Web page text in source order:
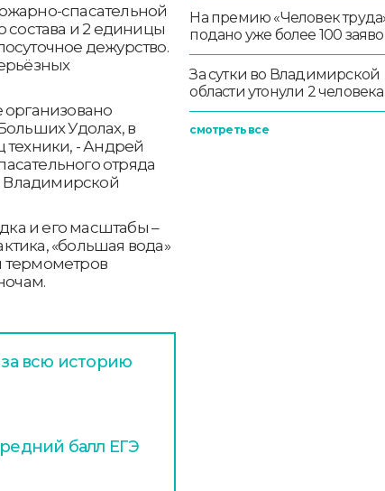
спасательной
состава и 2 единицы
дежурство.
организовано
Удолах, в
техники, - Андрей
отряда
Владимирской
и его масштабы –
«большая вода»
термометров
всю историю
балл ЕГЭ
На премию «Человек
подано уже более 100
За сутки во Владимирской
области утонули 2 человека
смотреть все